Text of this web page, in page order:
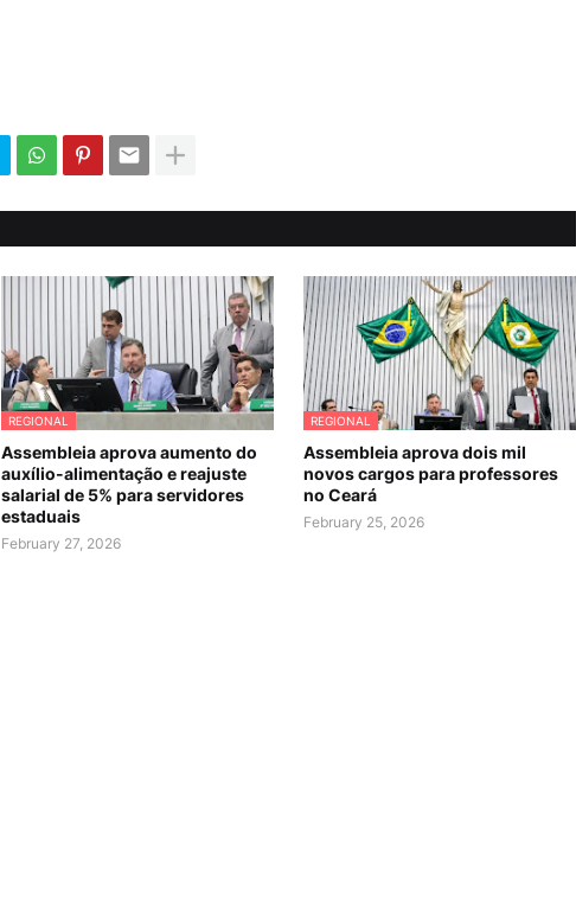
REGIONAL
Assembleia aprova aumento do
auxílio-alimentação e reajuste
salarial de 5% para servidores
estaduais
February 27, 2026
REGIONAL
Assembleia aprova dois mil
novos cargos para professores
no Ceará
February 25, 2026